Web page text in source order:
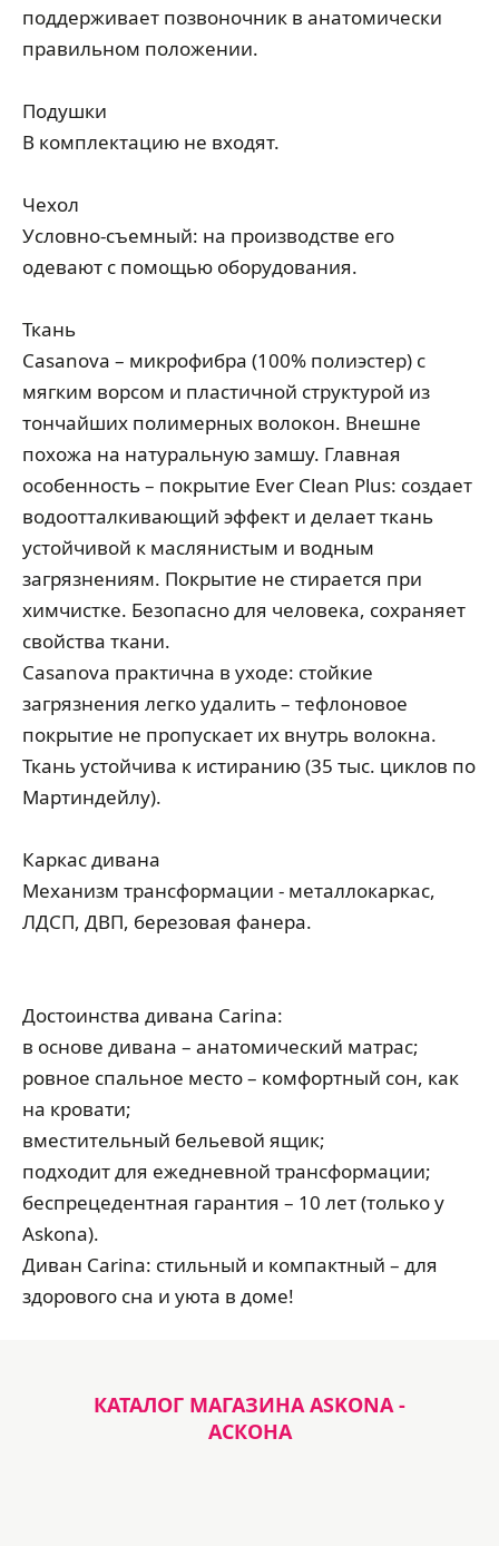
поддерживает позвоночник в анатомически
правильном положении.
Подушки
В комплектацию не входят.
Чехол
Условно-съемный: на производстве его
одевают с помощью оборудования.
Ткань
Casanova – микрофибра (100% полиэстер) с
мягким ворсом и пластичной структурой из
тончайших полимерных волокон. Внешне
похожа на натуральную замшу. Главная
особенность – покрытие Ever Clean Plus: создает
водоотталкивающий эффект и делает ткань
устойчивой к маслянистым и водным
загрязнениям. Покрытие не стирается при
химчистке. Безопасно для человека, сохраняет
свойства ткани.
Casanova практична в уходе: стойкие
загрязнения легко удалить – тефлоновое
покрытие не пропускает их внутрь волокна.
Ткань устойчива к истиранию (35 тыс. циклов по
Мартиндейлу).
Каркас дивана
Механизм трансформации - металлокаркас,
ЛДСП, ДВП, березовая фанера.
Достоинства дивана Carina:
в основе дивана – анатомический матрас;
ровное спальное место – комфортный сон, как
на кровати;
вместительный бельевой ящик;
подходит для ежедневной трансформации;
беспрецедентная гарантия – 10 лет (только у
Askona).
Диван Carina: стильный и компактный – для
здорового сна и уюта в доме!
КАТАЛОГ МАГАЗИНА ASKONA -
АСКОНА